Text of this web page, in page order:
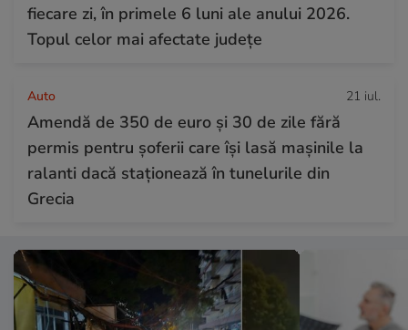
fiecare zi, în primele 6 luni ale anului 2026.
Topul celor mai afectate județe
Auto 21 iul.
Amendă de 350 de euro și 30 de zile fără
permis pentru șoferii care își lasă mașinile la
ralanti dacă staționează în tunelurile din
Grecia